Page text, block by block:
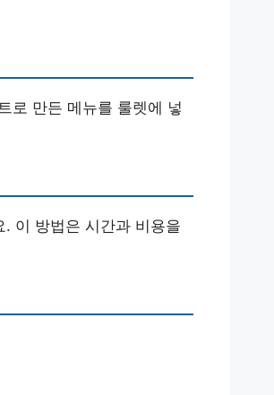
로 만든 메뉴를 룰렛에 넣
이 방법은 시간과 비용을